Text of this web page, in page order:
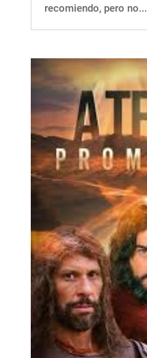
recomiendo, pero no...